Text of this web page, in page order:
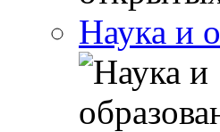
Наука и